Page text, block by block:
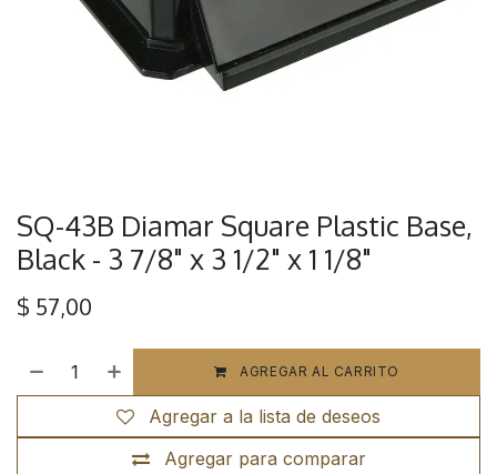
SQ-43B Diamar Square Plastic Base,
Black - 3 7/8" x 3 1/2" x 1 1/8"
$ 57,00
AGREGAR AL CARRITO
Agregar para comparar
Agregar a la lista de deseos